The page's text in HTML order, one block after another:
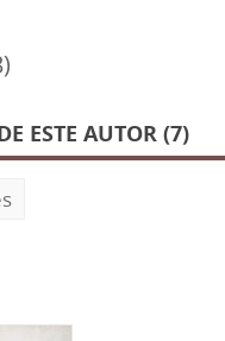
ESTE AUTOR (7)